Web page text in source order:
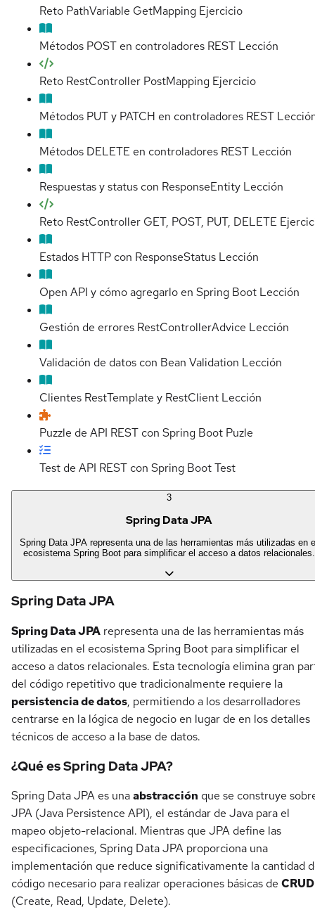
Reto PathVariable GetMapping Ejercicio
Métodos POST en controladores REST Lección
Reto RestController PostMapping Ejercicio
Métodos PUT y PATCH en controladores REST
Métodos DELETE en controladores REST Lección
Respuestas y status con ResponseEntity Lección
Reto RestController GET, POST, PUT, DELETE
Estados HTTP con ResponseStatus Lección
Open API y cómo agregarlo en Spring Boot Lección
Gestión de errores RestControllerAdvice Lección
Validación de datos con Bean Validation Lección
Clientes RestTemplate y RestClient Lección
Puzzle de API REST con Spring Boot Puzle
Test de API REST con Spring BootTest
3
Spring Data JPA
Spring Data JPA representa una de las herramientas más utilizadas en
ecosistema Spring Boot para simplificar el acceso a datos relacionales.
Spring Data JPA
Spring Data JPA representa una de las herramientas más
utilizadas en el ecosistema Spring Boot para simplificar el
acceso a datos relacionales. Esta tecnología elimina gran
del código repetitivo que tradicionalmente requiere la
persistencia de datos, permitiendo a los desarrolladores
centrarse en la lógica de negocio en lugar de en los detalles
técnicos de acceso a la base de datos.
¿Qué es Spring Data JPA?
Spring Data JPA es unaabstracción que se construye
JPA (Java Persistence API), el estándar de Java para el
mapeo objeto-relacional. Mientras que JPA define las
especificaciones, Spring Data JPA proporciona una
implementación que reduce significativamente la cantidad
código necesario para realizar operaciones básicas de CRUD
(Create, Read, Update, Delete).